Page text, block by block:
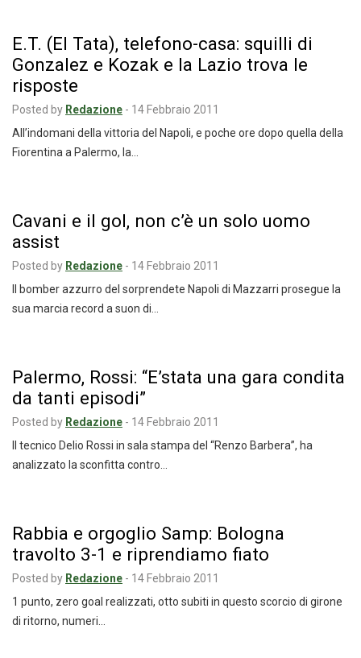
E.T. (El Tata), telefono-casa: squilli di
Gonzalez e Kozak e la Lazio trova le
risposte
Posted by Redazione - 14 Febbraio 2011
All’indomani della vittoria del Napoli, e poche ore dopo quella della
Fiorentina a Palermo, la…
Cavani e il gol, non c’è un solo uomo
assist
Posted by Redazione - 14 Febbraio 2011
Il bomber azzurro del sorprendete Napoli di Mazzarri prosegue la
sua marcia record a suon di…
Palermo, Rossi: “E’stata una gara condita
da tanti episodi”
Posted by Redazione - 14 Febbraio 2011
Il tecnico Delio Rossi in sala stampa del “Renzo Barbera”, ha
analizzato la sconfitta contro…
Rabbia e orgoglio Samp: Bologna
travolto 3-1 e riprendiamo fiato
Posted by Redazione - 14 Febbraio 2011
1 punto, zero goal realizzati, otto subiti in questo scorcio di girone
di ritorno, numeri…